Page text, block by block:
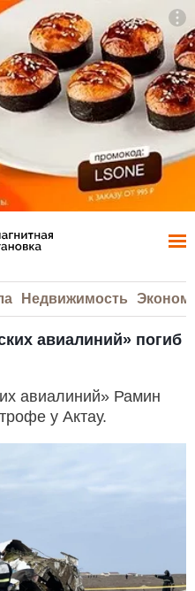
Недвижимость
авиалиний» погиб
авиалиний» Рамин
у Актау.